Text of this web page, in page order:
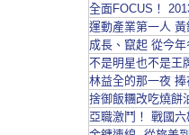
全面FOCUS！
運動產業第一人
成長、竄起 從今
不是明星也不是王
林益全的那一夜
捨御飯糰改吃燒餅
亞職激鬥！ 戰國